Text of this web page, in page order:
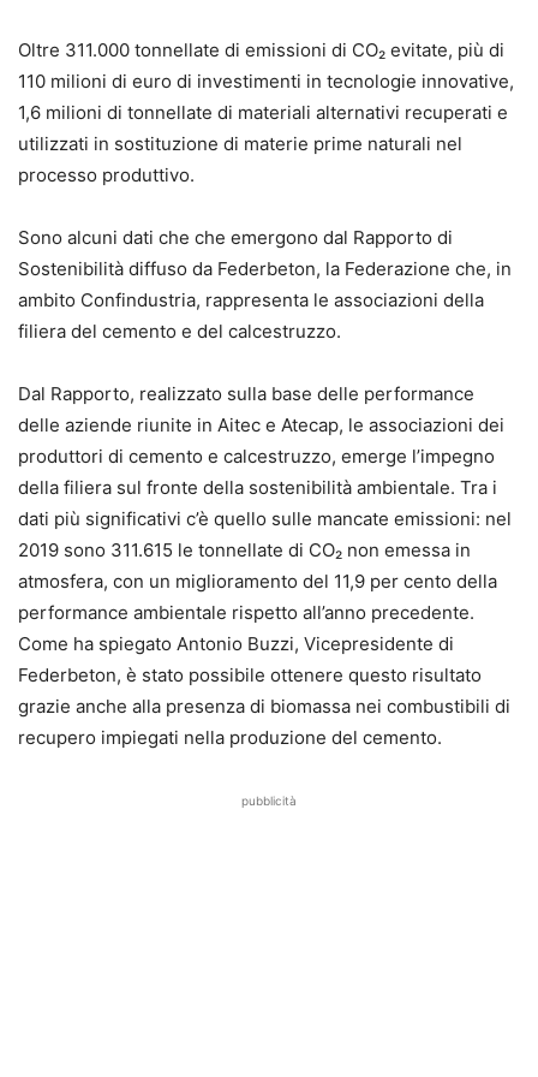
Oltre 311.000 tonnellate di emissioni di CO₂ evitate, più di
110 milioni di euro di investimenti in tecnologie innovative,
1,6 milioni di tonnellate di materiali alternativi recuperati e
utilizzati in sostituzione di materie prime naturali nel
processo produttivo.
Sono alcuni dati che che emergono dal Rapporto di
Sostenibilità diffuso da Federbeton, la Federazione che, in
ambito Confindustria, rappresenta le associazioni della
filiera del cemento e del calcestruzzo.
Dal Rapporto, realizzato sulla base delle performance
delle aziende riunite in Aitec e Atecap, le associazioni dei
produttori di cemento e calcestruzzo, emerge l’impegno
della filiera sul fronte della sostenibilità ambientale. Tra i
dati più significativi c’è quello sulle mancate emissioni: nel
2019 sono 311.615 le tonnellate di CO₂ non emessa in
atmosfera, con un miglioramento del 11,9 per cento della
performance ambientale rispetto all’anno precedente.
Come ha spiegato Antonio Buzzi, Vicepresidente di
Federbeton, è stato possibile ottenere questo risultato
grazie anche alla presenza di biomassa nei combustibili di
recupero impiegati nella produzione del cemento.
pubblicità